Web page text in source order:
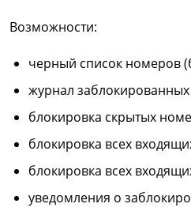
Возможности:
черный список номеров
журнал заблокированных
блокировка скрытых
блокировка всех
блокировка всех
уведомления о